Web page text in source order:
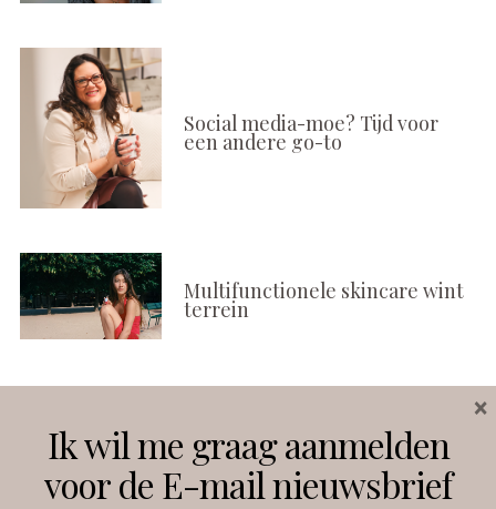
Social media-moe? Tijd voor
een andere go-to
Multifunctionele skincare wint
terrein
Instagram Facebook
Ik wil me graag aanmelden
voor de E-mail nieuwsbrief
×